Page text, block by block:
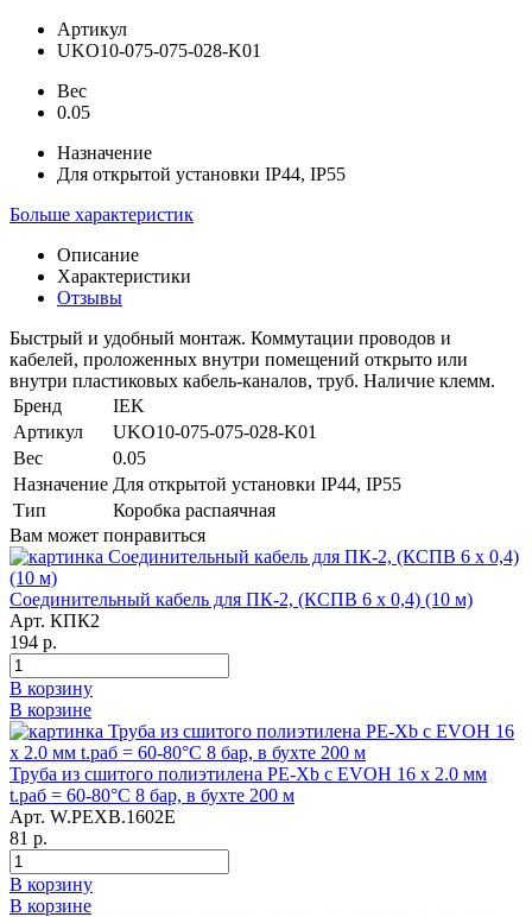
Артикул
UKO10-075-075-028-K01
Вес
0.05
Назначение
Для открытой установки IP44, IP55
Больше характеристик
Описание
Характеристики
Отзывы
Быстрый и удобный монтаж. Коммутации проводов и
кабелей, проложенных внутри помещений открыто или
внутри пластиковых кабель-каналов, труб. Наличие клемм.
Бренд
IEK
Артикул
UKO10-075-075-028-K01
Вес
0.05
Назначение Для открытой установки IP44, IP55
Тип
Коробка распаячная
Вам может понравиться
Соединительный кабель для ПК-2, (КСПВ 6 х 0,4) (10 м)
Арт. КПК2
194 р.
В корзину
В корзине
Труба из сшитого полиэтилена PE-Xb с EVOH 16 x 2.0 мм
t.раб = 60-80°C 8 бар, в бухте 200 м
Арт. W.PEXB.1602E
81 р.
В корзину
В корзине